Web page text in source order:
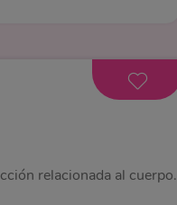
relacionada al cuerpo.